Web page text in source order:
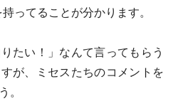
ってることが分かります。
たい！」なんて言ってもらう
が、ミセスたちのコメントを
。